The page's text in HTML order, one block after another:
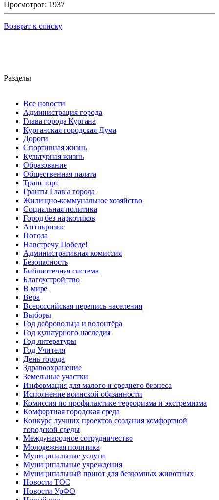
Просмотров: 1937
Возврат к списку
Разделы
Все новости
Администрация города
Глава города Кургана
Курганская городская Дума
Дороги
Спортивная жизнь
Культурная жизнь
Образование
Общественная палата
Транспорт
Гранты Главы города
Жилищно-коммунальное хозяйство
Социальная политика
Город без наркотиков
Антикризис
Погода
Навстречу Победе!
Административная комиссия
Безопасность
Библиотечная система
Благоустройство
В мире
Вера
Всероссийская перепись населения
Выборы
Год добровольца и волонтёра
Год культурного наследия
Год литературы
Год Учителя
День города
Здравоохранение
Земельные участки
Информация для малого и среднего бизнеса
Исполнение воинской обязанности
Комиссия по профилактике терроризма и экстремизма
Комфортная городская среда
Конкурс лучших проектов создания комфортной
городской среды
Международное сотрудничество
Молодежная политика
Муниципальные услуги
Муниципальные учреждения
Муниципальный приют для бездомных животных
Новости ТОС
Новости УрФО